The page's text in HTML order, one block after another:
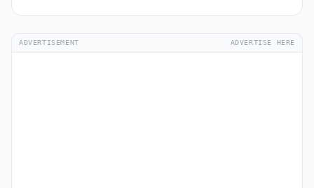
ADVERTISEMENT ADVERTISE HERE